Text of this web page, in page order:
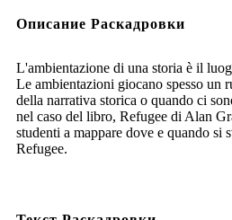
Описание Раскадровки
L'ambientazione di una storia è il
Le ambientazioni giocano spesso un
della narrativa storica o quando ci
nel caso del libro, Refugee di Alan
studenti a mappare dove e quando si
Refugee.